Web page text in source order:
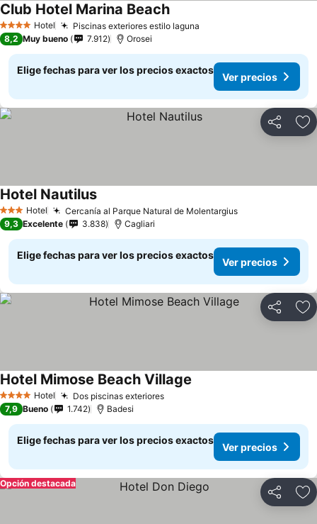
4 EstrellasHotel Piscinas exteriores estilo laguna
Club Hotel Marina Beach
8,2 Muy bueno 7.912 Orosei
Elige fechas para ver los precios exactos
Ver precios
Compartir
3 Estrellas
Hotel Cercanía al Parque Natural de Molentargius
Hotel Nautilus
9,3 Excelente 3.838 Cagliari
Elige fechas para ver los precios exactos
Ver precios
Compartir
4 EstrellasHotel Dos piscinas exteriores
Hotel Mimose Beach Village
7,9 Bueno 1.742 Badesi
Elige fechas para ver los precios exactos
Ver precios
Compartir
Opción destacada